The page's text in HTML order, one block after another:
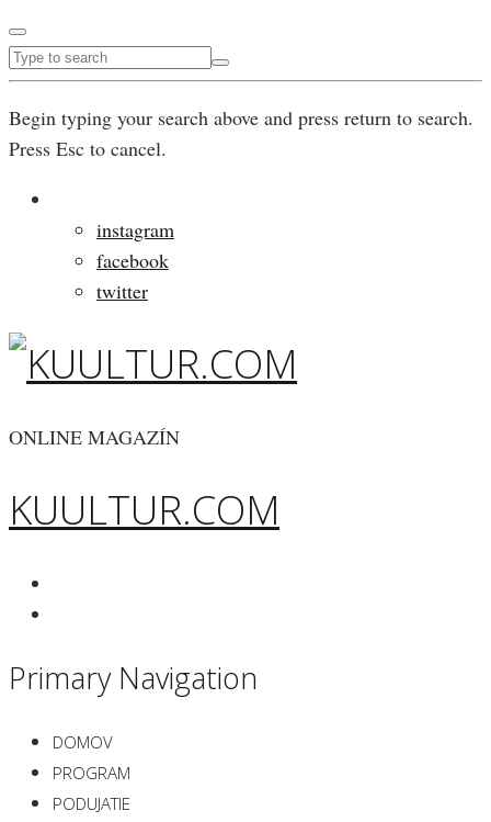
Begin typing your search above and press return to search.
Press Esc to cancel.
instagram
facebook
twitter
ONLINE MAGAZÍN
KUULTUR.COM
Primary Navigation
DOMOV
PROGRAM
PODUJATIE